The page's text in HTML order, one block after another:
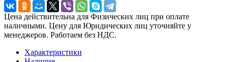
Цена действительна для Физических лиц при оплате
наличными. Цену для Юридических лиц уточняйте у
менеджеров. Работаем без НДС.
Характеристики